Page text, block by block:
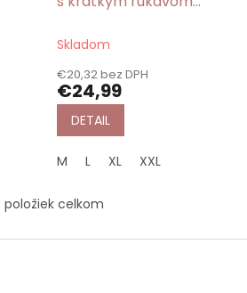
Skladom
€20,32 bez DPH
€24,99
DETAIL
M L XL XXL
O
l
položiek celkom